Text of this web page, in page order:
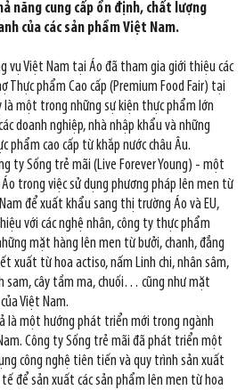
năng cung cấp ổn định, chất lượng
của các sản phẩm Việt Nam.
vụ Việt Nam tại Áo đã tham gia giới thiệu các
Thực phẩm Cao cấp (Premium Food Fair) tại
là một trong những sự kiện thực phẩm lớn
doanh nghiệp, nhà nhập khẩu và những
phẩm cao cấp từ khắp nước châu Âu.
ty Sống trẻ mãi (Live Forever Young) - một
trong việc sử dụng phương pháp lên men từ
để xuất khẩu sang thị trường Áo và EU,
với các nghệ nhân, công ty thực phẩm
mặt hàng lên men từ bưởi, chanh, đẳng
xuất từ hoa actiso, nấm Linh chi, nhân sâm,
sam, cây tầm ma, chuối… cũng như mặt
Việt Nam.
là một hướng phát triển mới trong ngành
Công ty Sống trẻ mãi đã phát triển một
công nghệ tiên tiến và quy trình sản xuất
để sản xuất các sản phẩm lên men từ hoa